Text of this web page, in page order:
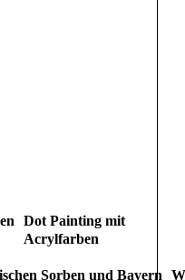
Dot Painting mit
Acrylfarben
W